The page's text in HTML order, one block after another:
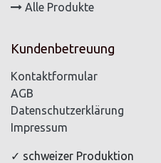
Alle Produkte
Kundenbetreuung
Kontaktformular
AGB
Datenschutzerklärung
Impressum
✓ schweizer Produktion